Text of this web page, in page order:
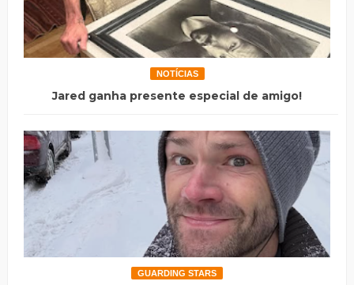
NOTÍCIAS
Jared ganha presente especial de amigo!
GUARDING STARS